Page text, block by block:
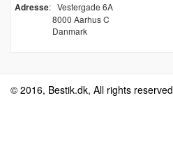
Adresse: Vestergade 6A
8000 Aarhus C
Danmark
© 2016, Bestik.dk, All rights reserved